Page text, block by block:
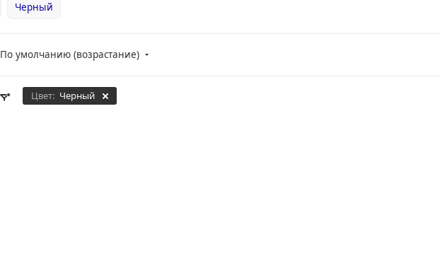
Черный
По умолчанию (возрастание)
Цвет: Черный